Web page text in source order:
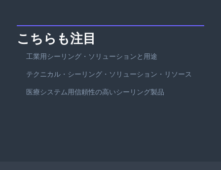
こちらも注目
工業用シーリング・ソリューションと用途
テクニカル・シーリング・ソリューション・リソース
医療システム用信頼性の高いシーリング製品